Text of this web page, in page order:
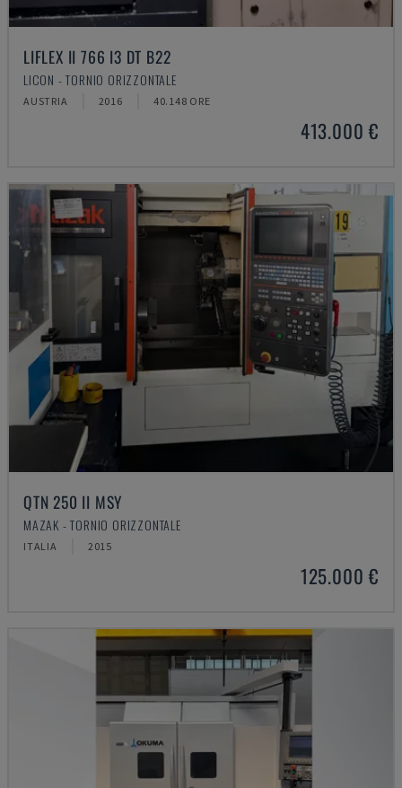
LIFLEX II 766 I3 DT B22
LICON - TORNIO ORIZZONTALE
AUSTRIA 2016 40.148 ORE
413.000 €
QTN 250 II MSY
MAZAK - TORNIO ORIZZONTALE
ITALIA 2015
125.000 €